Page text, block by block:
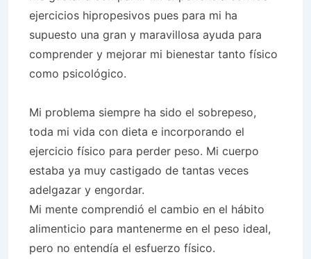
ejercicios hipropesivos pues para mi ha
supuesto una gran y maravillosa ayuda para
comprender y mejorar mi bienestar tanto físico
como psicológico.
Mi problema siempre ha sido el sobrepeso,
toda mi vida con dieta e incorporando el
ejercicio físico para perder peso. Mi cuerpo
estaba ya muy castigado de tantas veces
adelgazar y engordar.
Mi mente comprendió el cambio en el hábito
alimenticio para mantenerme en el peso ideal,
pero no entendía el esfuerzo físico.